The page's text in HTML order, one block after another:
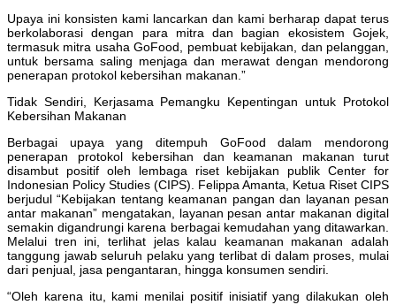
Upaya ini konsisten kami lancarkan dan kami berharap dapat terus
berkolaborasi dengan para mitra dan bagian ekosistem Gojek,
termasuk mitra usaha GoFood, pembuat kebijakan, dan pelanggan,
untuk bersama saling menjaga dan merawat dengan mendorong
penerapan protokol kebersihan makanan.”
Tidak Sendiri, Kerjasama Pemangku Kepentingan untuk Protokol
Kebersihan Makanan
Berbagai upaya yang ditempuh GoFood dalam mendorong
penerapan protokol kebersihan dan keamanan makanan turut
disambut positif oleh lembaga riset kebijakan publik Center for
Indonesian Policy Studies (CIPS). Felippa Amanta, Ketua Riset CIPS
berjudul “Kebijakan tentang keamanan pangan dan layanan pesan
antar makanan” mengatakan, layanan pesan antar makanan digital
semakin digandrungi karena berbagai kemudahan yang ditawarkan.
Melalui tren ini, terlihat jelas kalau keamanan makanan adalah
tanggung jawab seluruh pelaku yang terlibat di dalam proses, mulai
dari penjual, jasa pengantaran, hingga konsumen sendiri.
“Oleh karena itu, kami menilai positif inisiatif yang dilakukan oleh